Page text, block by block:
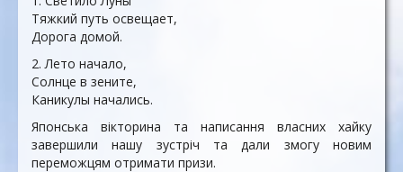
Тяжкий путь освещает,
Дорога домой.
2. Лето начало,
Солнце в зените,
Каникулы начались.
Японська вікторина та написання власних хайку
завершили нашу зустріч та дали змогу новим
переможцям отримати призи.